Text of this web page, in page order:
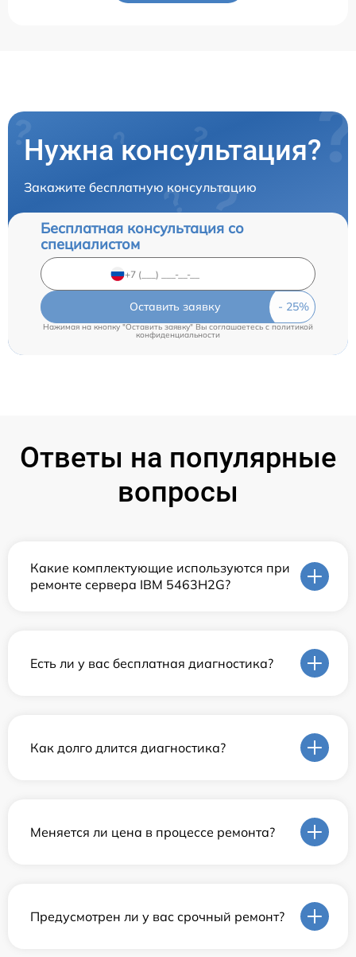
Нужна консультация?
Закажите бесплатную консультацию
Бесплатная консультация со
специалистом
Оставить заявку
Нажимая на кнопку "Оставить заявку" Вы соглашаетесь c политикой
конфиденциальности
Ответы на популярные
вопросы
Какие комплектующие используются при
ремонте сервера IBM 5463H2G?
Есть ли у вас бесплатная диагностика?
Как долго длится диагностика?
Меняется ли цена в процессе ремонта?
Предусмотрен ли у вас срочный ремонт?